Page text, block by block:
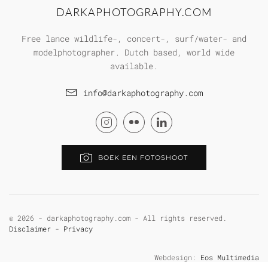
DARKAPHOTOGRAPHY.COM
Free lance wildlife-, concert-, surf/water- and
modelphotographer. Dutch based, world wide
available.
info@darkaphotography.com
BOEK EEN FOTOSHOOT
© 2026 - darkaphotography.com - All rights reserved.
Disclaimer - Privacy
Webdesign: Eos Multimedia